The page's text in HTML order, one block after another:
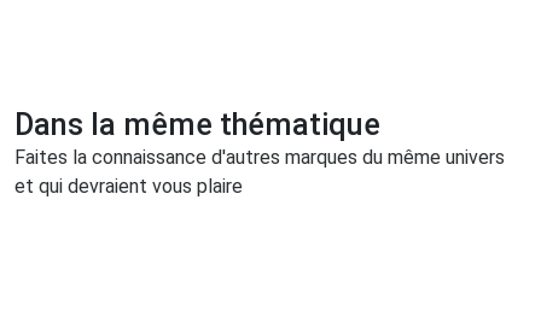
Dans la même thématique
Faites la connaissance d'autres marques du même univers
et qui devraient vous plaire